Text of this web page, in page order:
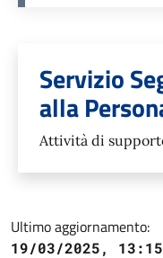
Unità
Servizio
alla
Attività di
Ultimo aggiornamento:
19/03/2025, 13:15